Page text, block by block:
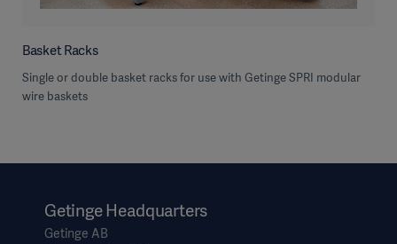
Basket Racks
Single or double basket racks for use with Getinge SPRI modular
wire baskets
Getinge Headquarters
Getinge AB